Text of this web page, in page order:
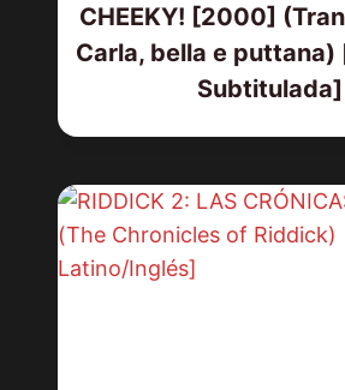
CHEEKY! [2000]
Carla, bella e puttana)
Subtitulada]